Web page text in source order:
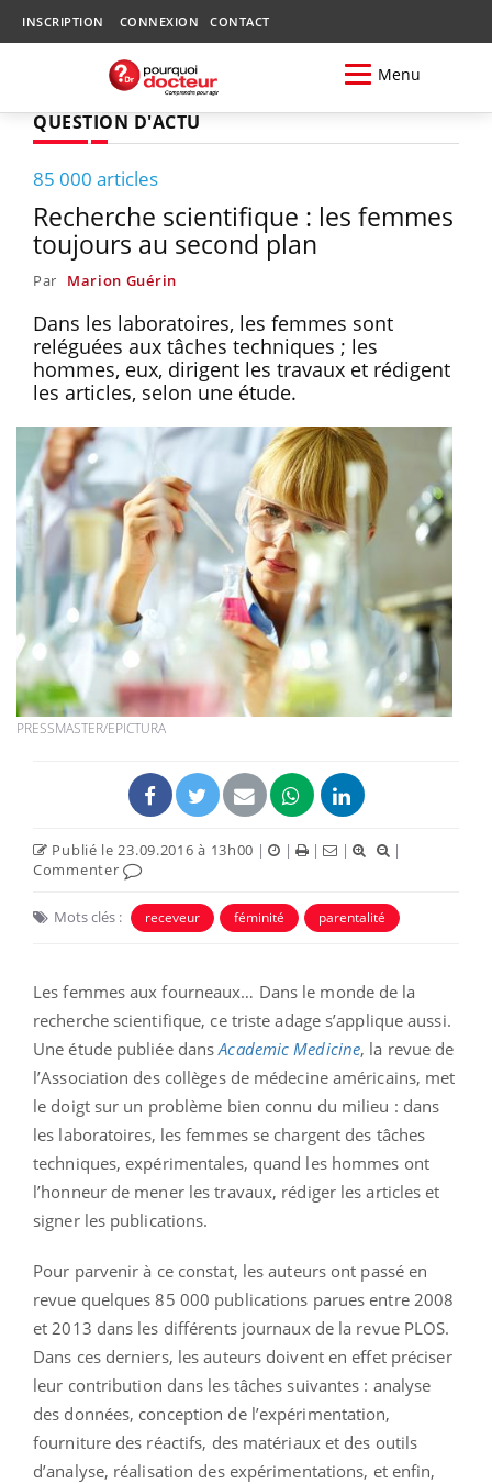
INSCRIPTION CONNEXION CONTACT
Menu
QUESTION D'ACTU
85 000 articles
Recherche scientifique : les femmes
toujours au second plan
Par Marion Guérin
Dans les laboratoires, les femmes sont
reléguées aux tâches techniques ; les
hommes, eux, dirigent les travaux et rédigent
les articles, selon une étude.
PRESSMASTER/EPICTURA
Publié le 23.09.2016 à 13h00 | | | |
|
Commenter
Mots clés : receveur féminité parentalité
Les femmes aux fourneaux… Dans le monde de la
recherche scientifique, ce triste adage s’applique aussi.
Une étude publiée dansAcademic Medicine, la revue de
l’Association des collèges de médecine américains, met
le doigt sur un problème bien connu du milieu : dans
les laboratoires, les femmes se chargent des tâches
techniques, expérimentales, quand les hommes ont
l’honneur de mener les travaux, rédiger les articles et
signer les publications.
Pour parvenir à ce constat, les auteurs ont passé en
revue quelques 85 000 publications parues entre 2008
et 2013 dans les différents journaux de la revue PLOS.
Dans ces derniers, les auteurs doivent en effet préciser
leur contribution dans les tâches suivantes : analyse
des données, conception de l’expérimentation,
fourniture des réactifs, des matériaux et des outils
d’analyse, réalisation des expérimentations, et enfin,